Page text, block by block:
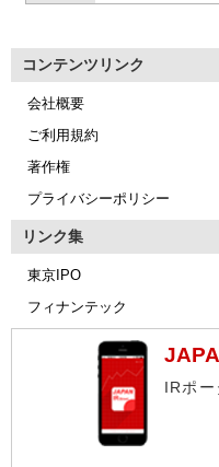
コンテンツリンク
会社概要
ご利用規約
著作権
プライバシーポリシー
リンク集
東京IPO
フィナンテック
IRポー